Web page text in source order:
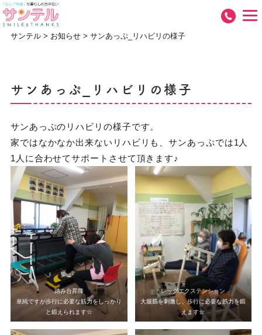
サンテル> お知らせ> サンあっぷ_リハビリの様子
サンあっぷ_リハビリの様子
サンあっぷのリハビリの様子です。
家ではなかなか出来ないリハビリも、サンあっぷでは1人
1人に合わせてサポートさせて頂きます♪
踏み台昇降
単純ですが歩行に必要な筋力をしっかり
と鍛えられます☆
レッグエクステンション
大腿筋を刺激し、歩行に必要な筋力を鍛
えます☆